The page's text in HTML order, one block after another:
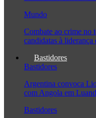
Mundo
Combate ao crime no
candidatas à
Bastidores
Bastidores
Argentina convoca
com Angola em
Bastidores